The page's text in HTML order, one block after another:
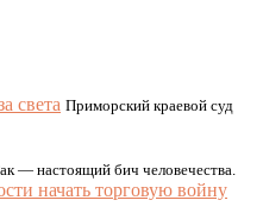
света Приморский краевой суд
— настоящий бич человечества.
начать торговую войну